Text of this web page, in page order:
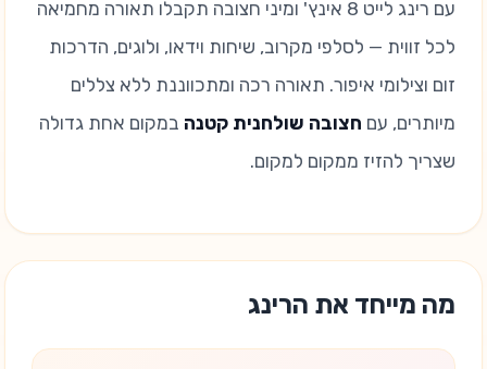
עם רינג לייט 8 אינץ' ומיני חצובה תקבלו תאורה מחמיאה
לכל זווית — לסלפי מקרוב, שיחות וידאו, ולוגים, הדרכות
זום וצילומי איפור. תאורה רכה ומתכווננת ללא צללים
מיותרים, עם חצובה שולחנית קטנה במקום אחת גדולה
שצריך להזיז ממקום למקום.
מה מייחד את הרינג